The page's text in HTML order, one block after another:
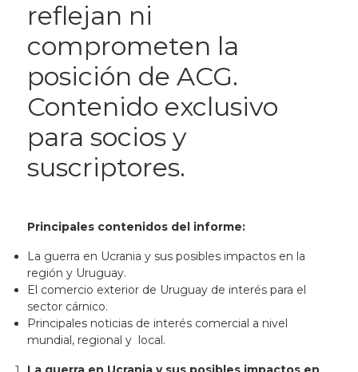
reflejan ni
comprometen la
posición de ACG.
Contenido exclusivo
para socios y
suscriptores.
Principales contenidos del informe:
La guerra en Ucrania y sus posibles impactos en la
región y Uruguay.
El comercio exterior de Uruguay de interés para el
sector cárnico.
Principales noticias de interés comercial a nivel
mundial, regional y local.